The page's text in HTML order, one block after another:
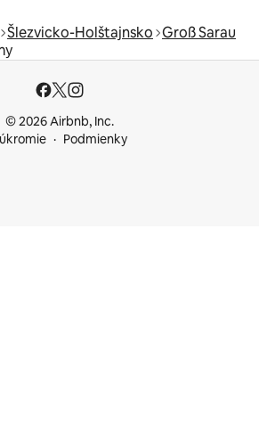
Šlezvicko-Holštajnsko Groß Sarau
© 2026 Airbnb, Inc.
Podmienky